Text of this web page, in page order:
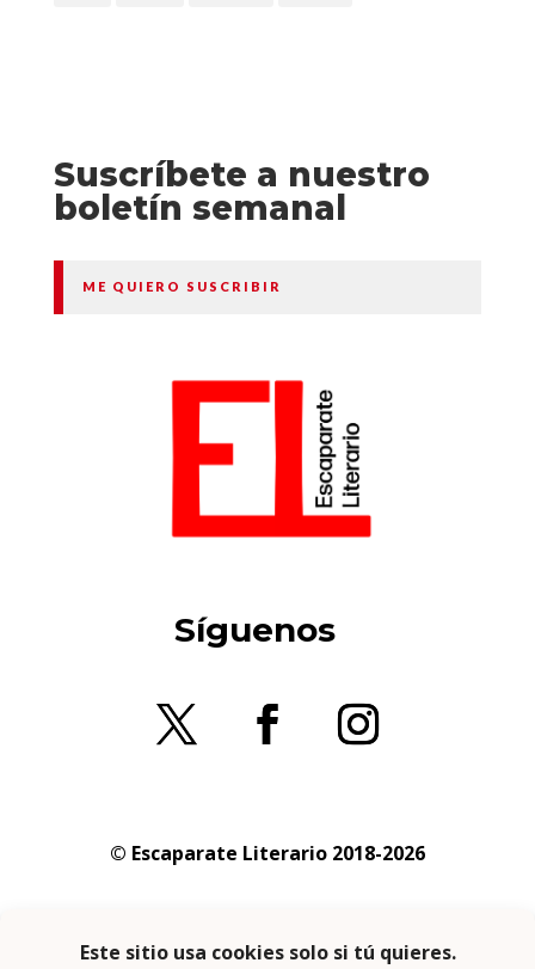
Suscríbete a nuestro
boletín semanal
ME QUIERO SUSCRIBIR
Síguenos
© Escaparate Literario 2018-2026
privacidad